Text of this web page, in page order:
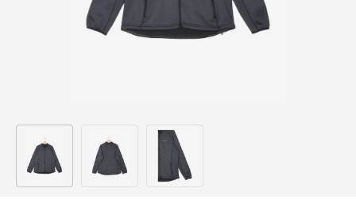
Bild 1 in Galerieansicht laden